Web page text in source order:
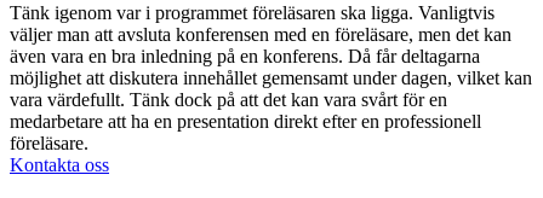
Tänk igenom var i programmet föreläsaren ska ligga. Vanligtvis
väljer man att avsluta konferensen med en föreläsare, men det kan
även vara en bra inledning på en konferens. Då får deltagarna
möjlighet att diskutera innehållet gemensamt under dagen, vilket kan
vara värdefullt. Tänk dock på att det kan vara svårt för en
medarbetare att ha en presentation direkt efter en professionell
föreläsare.
Kontakta oss